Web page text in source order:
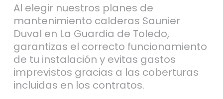
Al elegir nuestros planes de
mantenimiento calderas Saunier
Duval en La Guardia de Toledo,
garantizas el correcto funcionamiento
de tu instalación y evitas gastos
imprevistos gracias a las coberturas
incluidas en los contratos.